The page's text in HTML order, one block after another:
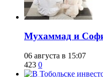
​Мухаммад и
06 августа в 15:07
423 0